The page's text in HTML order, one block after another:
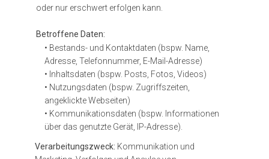
oder nur erschwert erfolgen kann.
Betroffene Daten:
• Bestands- und Kontaktdaten (bspw. Name,
Adresse, Telefonnummer, E-Mail-Adresse)
• Inhaltsdaten (bspw. Posts, Fotos, Videos)
• Nutzungsdaten (bspw. Zugriffszeiten,
angeklickte Webseiten)
• Kommunikationsdaten (bspw. Informationen
über das genutzte Gerät, IP-Adresse).
Verarbeitungszweck: Kommunikation und